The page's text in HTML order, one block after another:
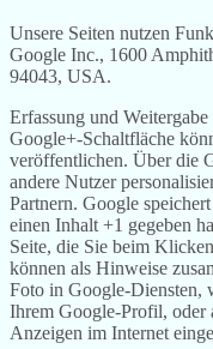
Unsere Seiten nutzen
Google Inc., 1600
94043, USA.
Erfassung und
Google+-Schaltfläche
veröffentlichen. Über die
andere Nutzer
Partnern. Google
einen Inhalt +1 gegeben
Seite, die Sie beim
können als Hinweise
Foto in Google-Diensten,
Ihrem Google-Profil, oder
Anzeigen im Internet